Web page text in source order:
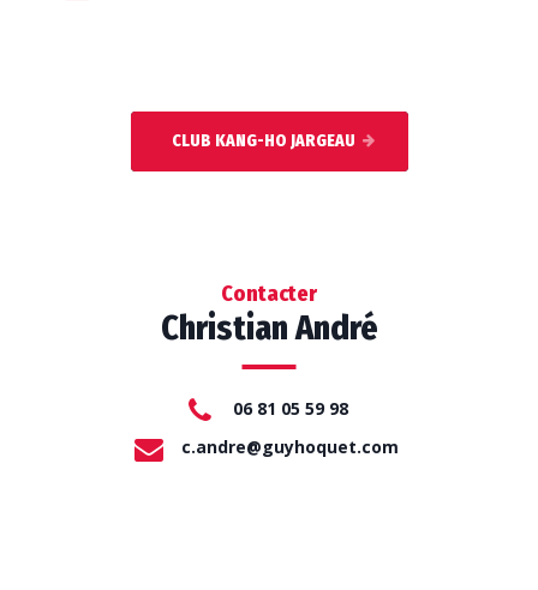
CLUB KANG-HO JARGEAU
Contacter
Christian André
06 81 05 59 98
c.andre@guyhoquet.com